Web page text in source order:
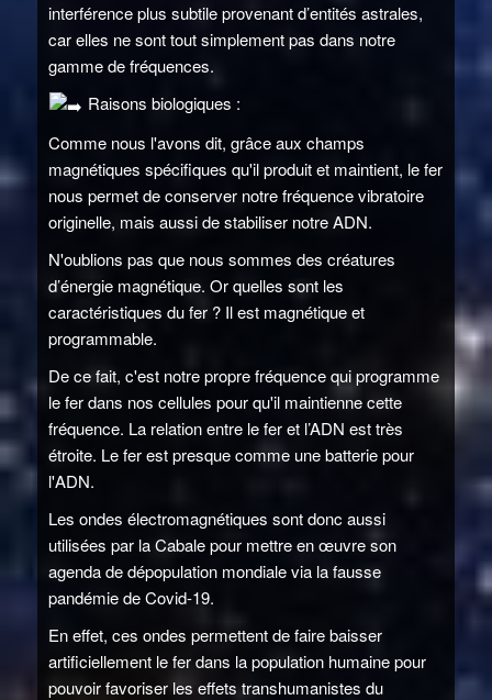
interférence plus subtile provenant d’entités astrales,
car elles ne sont tout simplement pas dans notre
gamme de fréquences.
Raisons biologiques :
Comme nous l'avons dit, grâce aux champs
magnétiques spécifiques qu'il produit et maintient, le fer
nous permet de conserver notre fréquence vibratoire
originelle, mais aussi de stabiliser notre ADN.
N'oublions pas que nous sommes des créatures
d’énergie magnétique. Or quelles sont les
caractéristiques du fer ? Il est magnétique et
programmable.
De ce fait, c'est notre propre fréquence qui programme
le fer dans nos cellules pour qu'il maintienne cette
fréquence. La relation entre le fer et l’ADN est très
étroite. Le fer est presque comme une batterie pour
l'ADN.
Les ondes électromagnétiques sont donc aussi
utilisées par la Cabale pour mettre en œuvre son
agenda de dépopulation mondiale via la fausse
pandémie de Covid-19.
En effet, ces ondes permettent de faire baisser
artificiellement le fer dans la population humaine pour
pouvoir favoriser les effets transhumanistes du